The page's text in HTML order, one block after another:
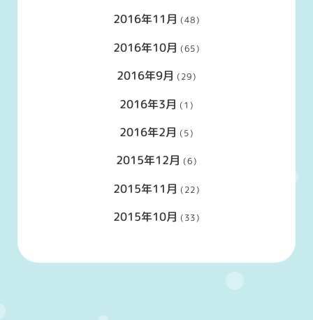
2016年11月 (48)
2016年10月 (65)
2016年9月 (29)
2016年3月 (1)
2016年2月 (5)
2015年12月 (6)
2015年11月 (22)
2015年10月 (33)